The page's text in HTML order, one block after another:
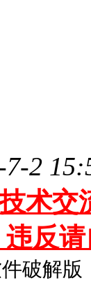
2
术交
反
破解版